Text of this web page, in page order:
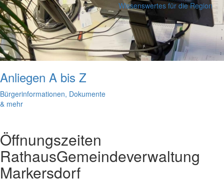
Anliegen A bis Z
Bürgerinformationen, Dokumente
& mehr
Wissenswertes für die Region
Öffnungszeiten
RathausGemeindeverwaltung
Markersdorf